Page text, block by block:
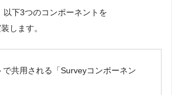
下3つのコンポーネントを
します。
で共用される「Surveyコンポーネン